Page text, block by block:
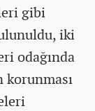
gibi
iki
odağında
korunması